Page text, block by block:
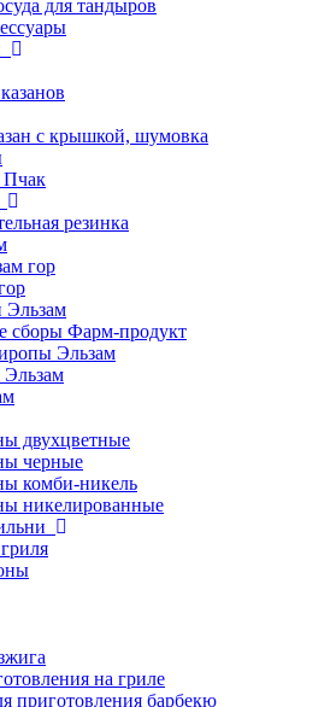
для тандыров
с крышкой, шумовка
Пчак
резинка
гор
Эльзам
сборы Фарм-продукт
Эльзам
двухцветные
черные
комби-никель
никелированные
на гриле
приготовления барбекю